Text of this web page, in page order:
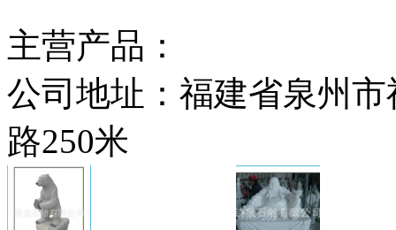
主营产品：
公司地址： 福建省泉州
路250米